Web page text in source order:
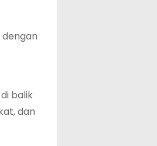
balik
dan